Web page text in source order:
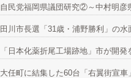
自民党福岡県議団研究②～中村明彦
田川市長選「31歳・浦野勝利」の
「日本化薬折尾工場跡地」市が開
大任町に結集した60台「右翼街宣